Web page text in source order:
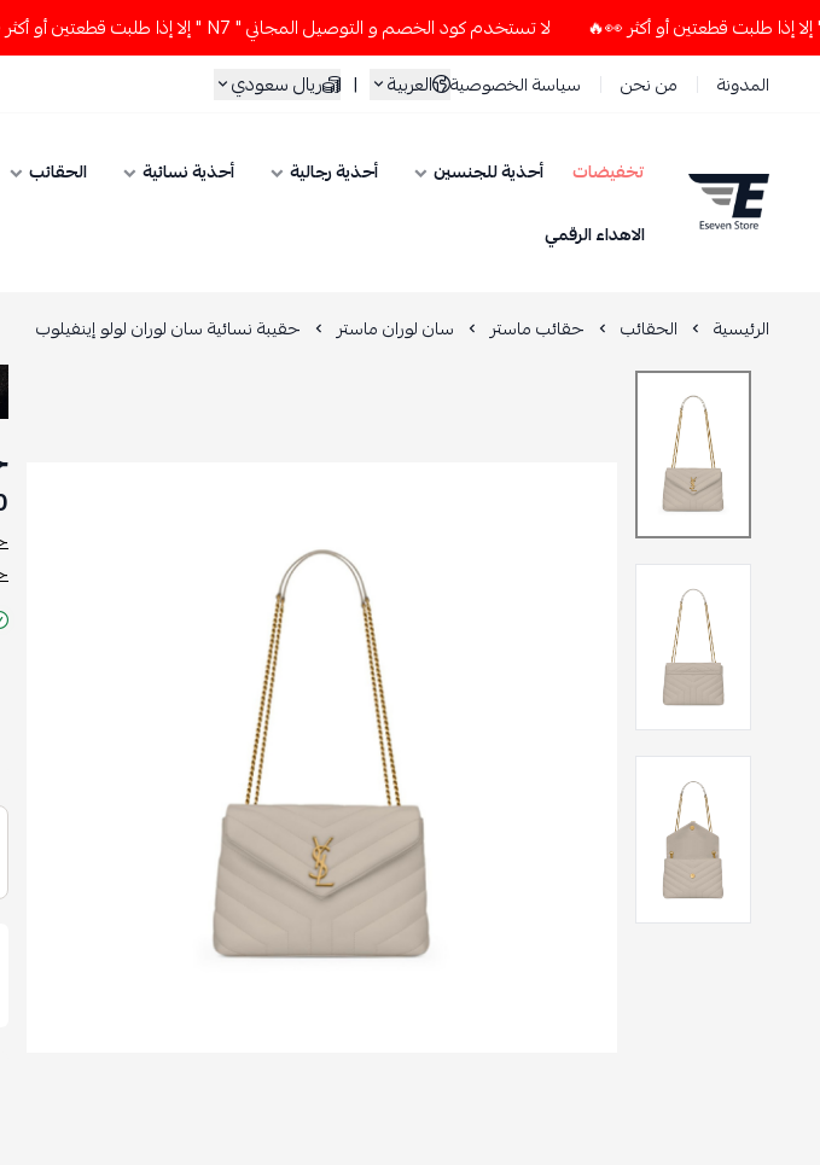
لا تستخدم كود الخصم و التوصيل المجاني " N7 " إلا إذا طلبت قطعتين أو أكثر 👀🔥
المدونة من نحن سياسة الخصوصية العربية | ريال سعودي
ESEVEN STORE
تخفيضات أحذية للجنسين أحذية رجالية أحذية نسائية الحقائب
الاهداء الرقمي
الرئيسية الحقائب حقائب ماستر سان لوران ماستر حقيبة نسائية سان لوران لولو إينفيلوب